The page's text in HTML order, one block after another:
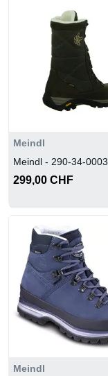
Meindl
Meindl - 290-34-0003
299,00 CHF
Meindl